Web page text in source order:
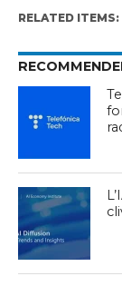
RELATED ITEMS: